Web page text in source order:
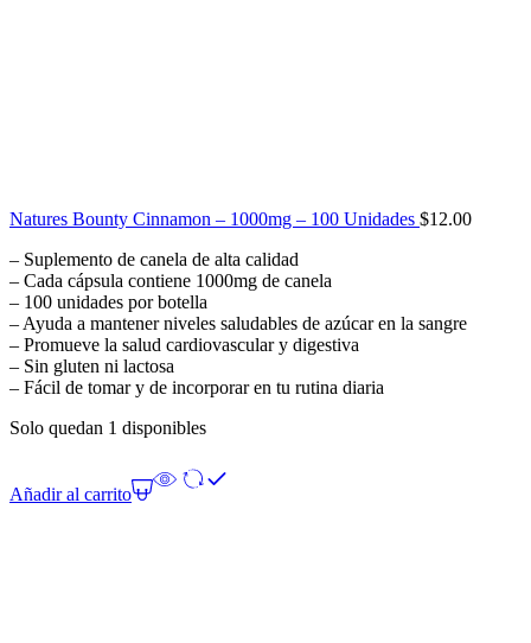
Natures Bounty Cinnamon – 1000mg – 100 Unidades $12.00
– Suplemento de canela de alta calidad
– Cada cápsula contiene 1000mg de canela
– 100 unidades por botella
– Ayuda a mantener niveles saludables de azúcar en la sangre
– Promueve la salud cardiovascular y digestiva
– Sin gluten ni lactosa
– Fácil de tomar y de incorporar en tu rutina diaria
Solo quedan 1 disponibles
Añadir al carrito